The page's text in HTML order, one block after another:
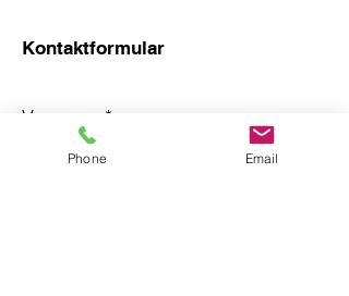
Kontaktformular
Vorname *
Phone Email